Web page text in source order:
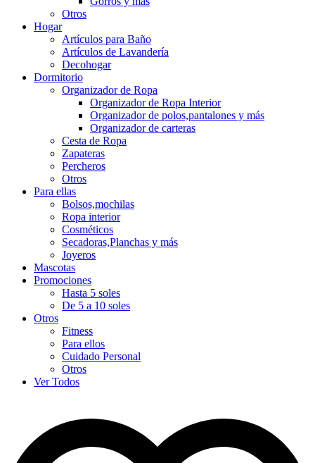
Otros
Hogar
Artículos para Baño
Artículos de Lavandería
Decohogar
Dormitorio
Organizador de Ropa
Organizador de Ropa Interior
Organizador de polos,pantalones y más
Organizador de carteras
Cesta de Ropa
Zapateras
Percheros
Otros
Para ellas
Bolsos,mochilas
Ropa interior
Cosméticos
Secadoras,Planchas y más
Joyeros
Mascotas
Promociones
Hasta 5 soles
De 5 a 10 soles
Otros
Fitness
Para ellos
Cuidado Personal
Otros
Ver Todos